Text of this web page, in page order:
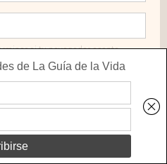
a este sitio, instalaremos
si tu navegador acepta
datos personales y se elimina
instalaremos varias cookies
inicio de sesión y tus opciones